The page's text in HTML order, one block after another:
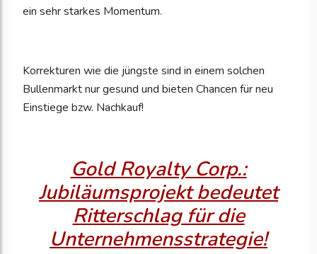
ein sehr starkes Momentum.
Korrekturen wie die jüngste sind in einem solchen
Bullenmarkt nur gesund und bieten Chancen für neu
Einstiege bzw. Nachkauf!
Gold Royalty Corp.:
Jubiläumsprojekt bedeutet
Ritterschlag für die
Unternehmensstrategie!